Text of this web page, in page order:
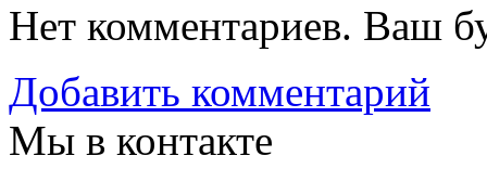
Нет комментариев. Ваш
Добавить комментарий
Мы в контакте